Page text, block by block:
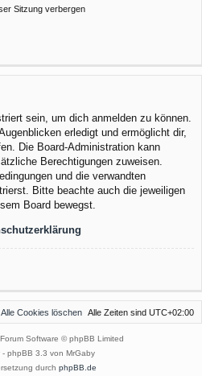
Sitzung verbergen
sein, um dich anmelden zu können.
erledigt und ermöglicht dir,
Die Board-Administration kann
Berechtigungen zuweisen.
und die verwandten
Bitte beachte auch die jeweiligen
Board bewegst.
Alle Zeiten sind UTC+02:00
Alle Cookies löschen
Software © phpBB Limited
- phpBB 3.3 von MrGaby
durch phpBB.de